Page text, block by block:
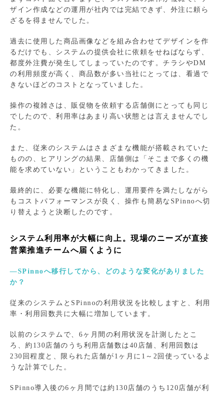
ザイン作成などの運用が社内では完結できず、外注に頼ら
ざるを得ませんでした。
過去に使用した商品画像などを組み合わせてデザインを作
るだけでも、システムの提供会社に依頼をせねばならず、
都度外注費が発生してしまっていたのです。チラシやDM
の利用頻度が高く、商品数が多い当社にとっては、看過で
きないほどのコストとなっていました。
操作の複雑さは、販促物を依頼する店舗側にとっても同じ
でしたので、利用率はあまり高い状態とは言えませんでし
た。
また、従来のシステムはさまざまな機能が搭載されていた
ものの、ヒアリングの結果、店舗側は「そこまで多くの機
能を求めていない」ということもわかってきました。
最終的に、必要な機能に特化し、運用要件を満たしながら
もコストパフォーマンスが良く、操作も簡易なSPinnoへ切
り替えようと決断したのです。
システム利用率が大幅に向上。現場のニーズが直接
営業推進チームへ届くように
―SPinnoへ移行してから、どのような変化がありました
か？
従来のシステムとSPinnoの利用状況を比較しますと、利用
率・利用回数共に大幅に増加しています。
以前のシステムで、6ヶ月間の利用状況を計測したとこ
ろ、約130店舗のうち利用店舗数は40店舗、利用回数は
230回程度と、限られた店舗が1ヶ月に1～2回使っているよ
うな計算でした。
SPinno導入後の6ヶ月間では約130店舗のうち120店舗が利